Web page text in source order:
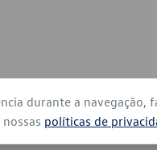
Todos os direitos reservados
durante a
políticas de